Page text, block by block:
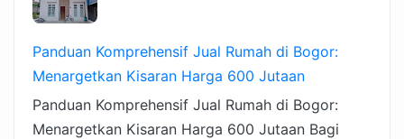
Panduan Komprehensif Jual Rumah di Bogor:
Menargetkan Kisaran Harga 600 Jutaan
Panduan Komprehensif Jual Rumah di Bogor:
Menargetkan Kisaran Harga 600 Jutaan Bagi